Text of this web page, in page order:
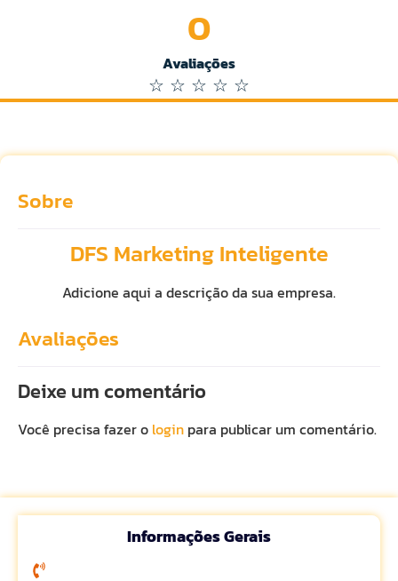
Avaliações
0
☆ ☆ ☆ ☆ ☆
Sobre
DFS Marketing Inteligente
Adicione aqui a descrição da sua empresa.
Avaliações
Deixe um comentário
Você precisa fazer o login para publicar um comentário.
Informações Gerais